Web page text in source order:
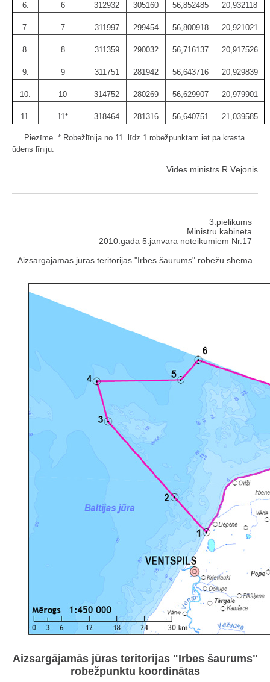
6. 6 312932 305160 56,852485 20,932118
7. 7 311997 299454 56,800918 20,921021
8. 8 311359 290032 56,716137 20,917526
9. 9 311751 281942 56,643716 20,929839
10. 10 314752 280269 56,629907 20,979901
11. 11* 318464 281316 56,640751 21,039585
Piezīme. * Robežlīnija no 11. līdz 1.robežpunktam iet pa krasta
ūdens līniju.
Vides ministrs R.Vējonis
3.pielikums
Ministru kabineta
2010.gada 5.janvāra noteikumiem Nr.17
Aizsargājamās jūras teritorijas "Irbes šaurums" robežu shēma
Aizsargājamās jūras teritorijas "Irbes šaurums"
robežpunktu koordinātas